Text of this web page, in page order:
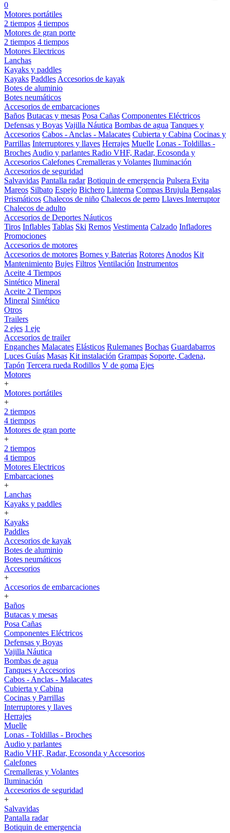
0
Motores portátiles
2 tiempos 4 tiempos
Motores de gran porte
2 tiempos 4 tiempos
Motores Electricos
Lanchas
Kayaks y paddles
Kayaks Paddles Accesorios de kayak
Botes de aluminio
Botes neumáticos
Accesorios de embarcaciones
Baños Butacas y mesas Posa Cañas Componentes Eléctricos
Defensas y Boyas Vajilla Náutica Bombas de agua Tanques y
Accesorios Cabos - Anclas - Malacates Cubierta y Cabina Cocinas y
Parrillas Interruptores y llaves Herrajes Muelle Lonas - Toldillas -
Broches Audio y parlantes Radio VHF, Radar, Ecosonda y
Accesorios Calefones Cremalleras y Volantes Iluminación
Accesorios de seguridad
Salvavidas Pantalla radar Botiquin de emergencia Pulsera Evita
Mareos Silbato Espejo Bichero Linterna Compas Brujula Bengalas
Prismáticos Chalecos de niño Chalecos de perro Llaves Interruptor
Chalecos de adulto
Accesorios de Deportes Náuticos
Tiros Inflables Tablas Ski Remos Vestimenta Calzado Infladores
Promociones
Accesorios de motores
Accesorios de motores Bornes y Baterias Rotores Anodos Kit
Mantenimiento Bujes Filtros Ventilación Instrumentos
Aceite 4 Tiempos
Sintético Mineral
Aceite 2 Tiempos
Mineral Sintético
Otros
Trailers
2 ejes 1 eje
Accesorios de trailer
Enganches Malacates Elásticos Rulemanes Bochas Guardabarros
Luces Guías Masas Kit instalación Grampas Soporte, Cadena,
Tapón Tercera rueda Rodillos V de goma Ejes
Motores
+
Motores portátiles
+
2 tiempos
4 tiempos
Motores de gran porte
+
2 tiempos
4 tiempos
Motores Electricos
Embarcaciones
+
Lanchas
Kayaks y paddles
+
Kayaks
Paddles
Accesorios de kayak
Botes de aluminio
Botes neumáticos
Accesorios
+
Accesorios de embarcaciones
+
Baños
Butacas y mesas
Posa Cañas
Componentes Eléctricos
Defensas y Boyas
Vajilla Náutica
Bombas de agua
Tanques y Accesorios
Cabos - Anclas - Malacates
Cubierta y Cabina
Cocinas y Parrillas
Interruptores y llaves
Herrajes
Muelle
Lonas - Toldillas - Broches
Audio y parlantes
Radio VHF, Radar, Ecosonda y Accesorios
Calefones
Cremalleras y Volantes
Iluminación
Accesorios de seguridad
+
Salvavidas
Pantalla radar
Botiquin de emergencia